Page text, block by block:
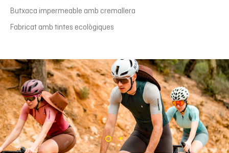
Butxaca impermeable amb cremallera
Fabricat amb tintes ecològiques